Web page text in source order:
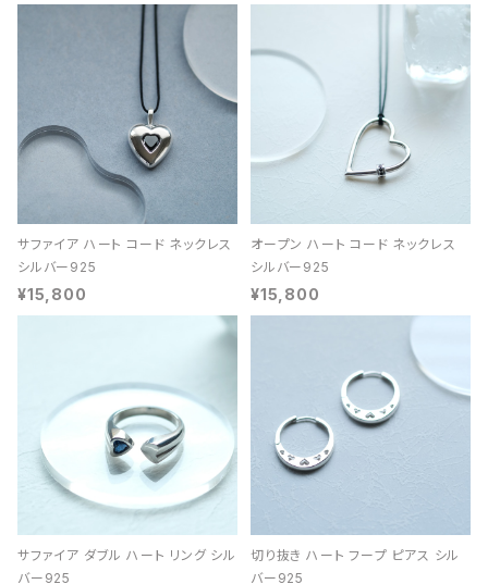
サファイア ハート コード ネックレス
シルバー925
¥15,800
オープン ハート コード ネックレス
シルバー925
¥15,800
サファイア ダブル ハート リング シル
バー925
切り抜き ハート フープ ピアス シル
バー925